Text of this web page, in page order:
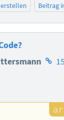
Beitrag